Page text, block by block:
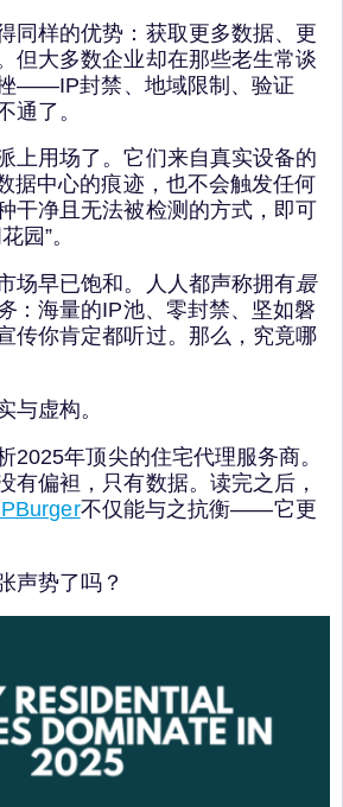
同样的优势：获取更多数据、更
但大多数企业却在那些老生常谈
——IP封禁、地域限制、验证
通了。
上用场了。它们来自真实设备的
据中心的痕迹，也不会触发任何
干净且无法被检测的方式，即可
园”。
早已饱和。人人都声称拥有最
：海量的IP池、零封禁、坚如磐
传你肯定都听过。那么，究竟哪
与虚构。
2025年顶尖的住宅代理服务商。
有偏袒，只有数据。读完之后，
不仅能与之抗衡——它更
声势了吗？